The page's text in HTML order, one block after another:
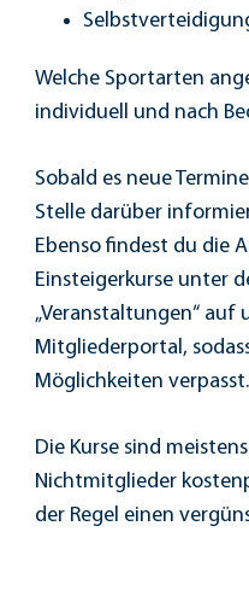
Welche Sportarten
individuell und nach
Sobald es neue
Stelle darüber
Ebenso findest du die
Einsteigerkurse unter
„Veranstaltungen“ auf
Mitgliederportal,
Möglichkeiten verpasst.
Die Kurse sind
Nichtmitglieder
der Regel einen